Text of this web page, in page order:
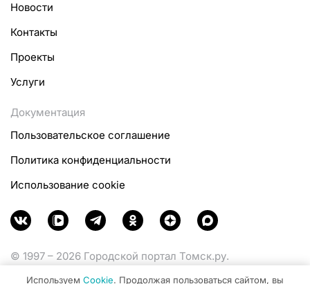
Новости
Контакты
Проекты
Услуги
Документация
Пользовательское соглашение
Политика конфиденциальности
Использование cookie
© 1997 – 2026 Городской портал Томск.ру.
Используем Cookie. Продолжая пользоваться сайтом, вы